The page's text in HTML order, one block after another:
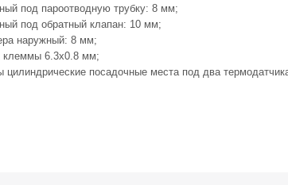
под пароотводную трубку: 8 мм;
под обратный клапан: 10 мм;
наружный: 8 мм;
клеммы 6.3х0.8 мм;
цилиндрические посадочные места под два